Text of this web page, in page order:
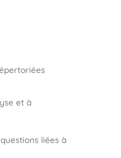
et à
liées à